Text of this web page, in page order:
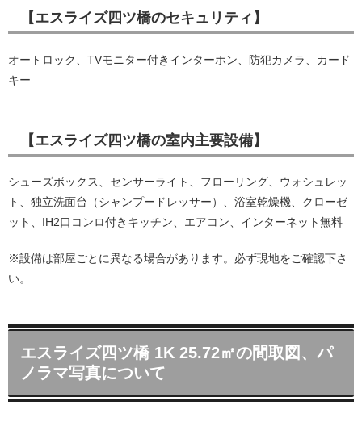
【エスライズ四ツ橋のセキュリティ】
オートロック、TVモニター付きインターホン、防犯カメラ、カード
キー
【エスライズ四ツ橋の室内主要設備】
シューズボックス、センサーライト、フローリング、ウォシュレッ
ト、独立洗面台（シャンプードレッサー）、浴室乾燥機、クローゼ
ット、IH2口コンロ付きキッチン、エアコン、インターネット無料
※設備は部屋ごとに異なる場合があります。必ず現地をご確認下さ
い。
エスライズ四ツ橋 1K 25.72㎡の間取図、パ
ノラマ写真について